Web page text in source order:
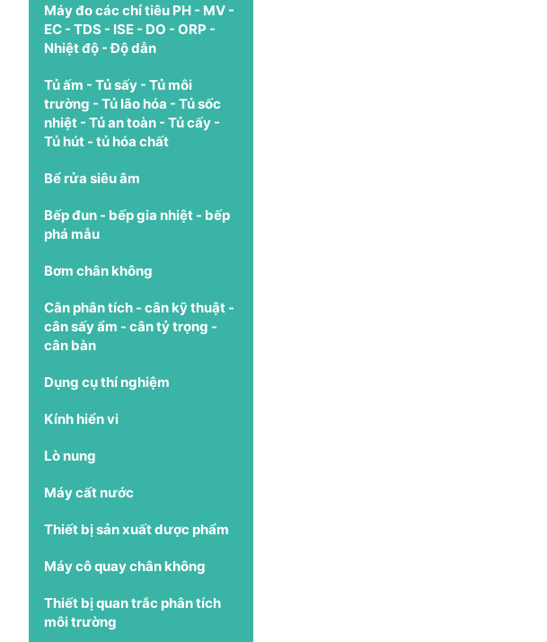
Máy đo các chỉ tiêu PH - MV -
EC - TDS - ISE - DO - ORP -
Nhiệt độ - Độ dẫn
Tủ ấm - Tủ sấy - Tủ môi
trường - Tủ lão hóa - Tủ sốc
nhiệt - Tủ an toàn - Tủ cấy -
Tủ hút - tủ hóa chất
Bể rửa siêu âm
Bếp đun - bếp gia nhiệt - bếp
phá mẫu
Bơm chân không
Cân phân tích - cân kỹ thuật -
cân sấy ẩm - cân tỷ trọng -
cân bàn
Dụng cụ thí nghiệm
Kính hiển vi
Lò nung
Máy cất nước
Thiết bị sản xuất dược phẩm
Máy cô quay chân không
Thiết bị quan trắc phân tích
môi trường